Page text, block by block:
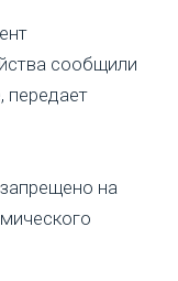
сообщили
передает
на